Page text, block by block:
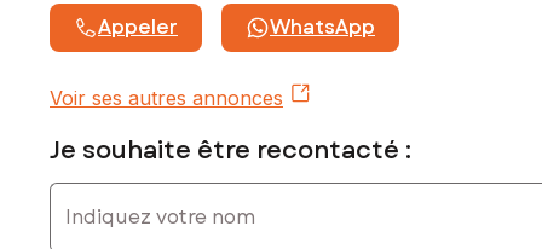
Appeler WhatsApp
Voir ses autres annonces
Je souhaite être recontacté :
Indiquez votre nom